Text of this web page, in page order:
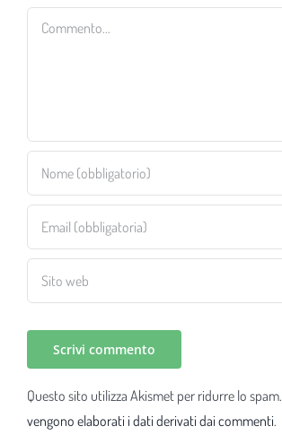
Commento
Questo sito utilizza Akismet per ridurre lo spam.
vengono elaborati i dati derivati dai commenti.